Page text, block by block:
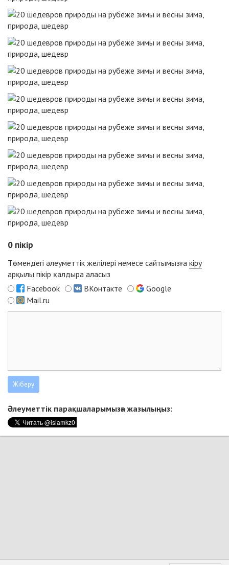
0 пікір
Төмендегі әлеуметтік желілері немесе сайтымызға кіру
арқылы пікір қалдыра аласыз
Facebook
ВКонтакте
Google
Mail.ru
Әлеуметтік парақшаларымызға жазылыңыз: